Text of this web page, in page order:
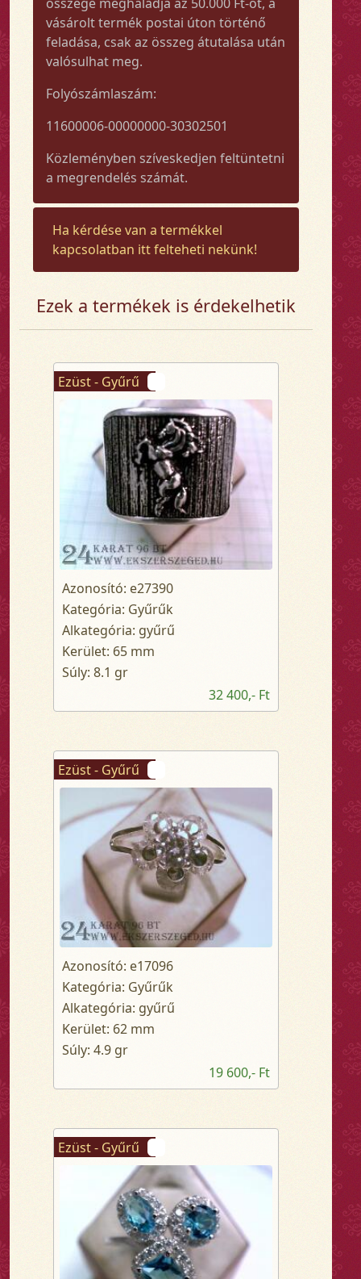
vásárolt termék postai úton történő
feladása, csak az összeg átutalása után
valósulhat meg.
Folyószámlaszám:
11600006-00000000-30302501
Közleményben szíveskedjen feltüntetni
a megrendelés számát.
Ha kérdése van a termékkel
kapcsolatban itt felteheti nekünk!
Ezek a termékek is érdekelhetik
Ezüst - Gyűrű
Azonosító: e27390
Kategória: Gyűrűk
Alkategória: gyűrű
Kerület: 65 mm
Súly: 8.1 gr
32 400,- Ft
Ezüst - Gyűrű
Azonosító: e17096
Kategória: Gyűrűk
Alkategória: gyűrű
Kerület: 62 mm
Súly: 4.9 gr
19 600,- Ft
Ezüst - Gyűrű